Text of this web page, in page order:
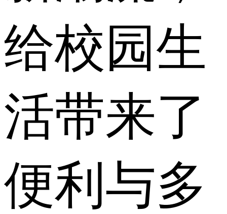
给校园生
活带来了
便利与多